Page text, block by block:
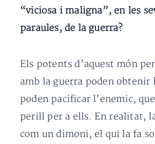
“viciosa i maligna”, en les
paraules, de la guerra?
Els potents d’aquest món
amb la guerra poden obtenir
poden pacificar l’enemic,
perill per a ells. En realitat,
com un dimoni, el qui la fa